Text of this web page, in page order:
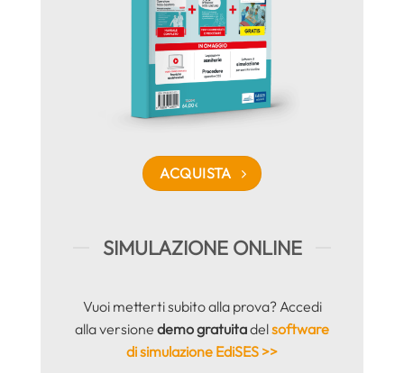
ACQUISTA
SIMULAZIONE ONLINE
Vuoi metterti subito alla prova? Accedi
alla versione demo gratuitadelsoftware
di simulazione EdiSES >>